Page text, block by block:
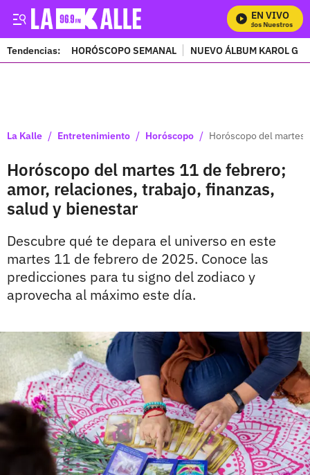
EN VIVO
Mira Todos Nuestros
Tendencias: HORÓSCOPO SEMANAL NUEVO ÁLBUM KAROL G
La Kalle / Entretenimiento / Horóscopo / Horóscopo del martes
Horóscopo del martes 11 de febrero;
amor, relaciones, trabajo, finanzas,
salud y bienestar
Descubre qué te depara el universo en este
martes 11 de febrero de 2025. Conoce las
predicciones para tu signo del zodiaco y
aprovecha al máximo este día.